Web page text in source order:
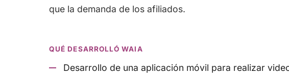
que la demanda de los afiliados.
QUÉ DESARROLLÓ WAIA
Desarrollo de una aplicación móvil para realizar